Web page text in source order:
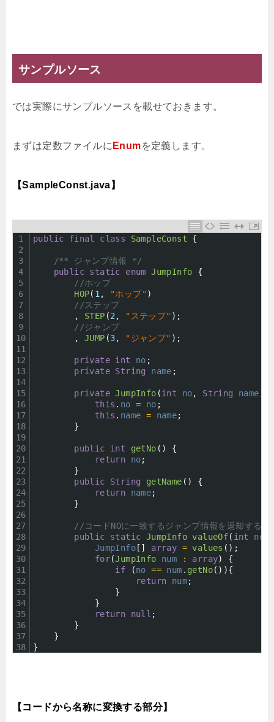
サンプルソース
では実際にサンプルソースを載せておきます。
まずは定数ファイルに Enumを定義します。
【SampleConst.java】
1
2
3
4
5
6
7
8
9
10
11
12
13
14
15
16
17
18
19
20
21
22
23
24
25
26
27
28
29
30
31
32
33
34
35
36
37
38
public final class SampleConst {
/** ジャンプ情報 */
public static enum JumpInfo
{
//ホップ
HOP( 1 , "ホップ")
//ステップ
,
STEP (2 , "ステップ" ) ;
//ジャンプ
,
JUMP (3, "ジャンプ" ) ;
private int no ;
private String name ;
private JumpInfo (int no, String name)
this . no = no ;
this . name = name;
}
public int getNo ( )
{
return
no;
}
public
String getName ( )
{
return
name;
}
//コードNOに一致するジャンプ情報を返却するた
public
static JumpInfo valueOf( int no
JumpInfo[ ] array = values ( ) ;
for(JumpInfo num : array)
{
if
(no == num . getNo( ) ){
return
num;
}
}
return
null ;
}
}
}
【コードから名称に変換する部分】